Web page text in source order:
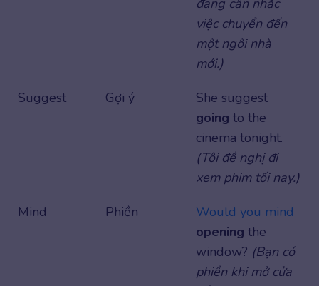
đang cân nhắc
việc chuyển đến
một ngôi nhà
mới.)
Suggest
Gợi ý
She suggest
going to the
cinema tonight.
(Tôi đề nghị đi
xem phim tối nay.)
Mind
Phiền
Would you mind
opening the
window? (Bạn có
phiền khi mở cửa